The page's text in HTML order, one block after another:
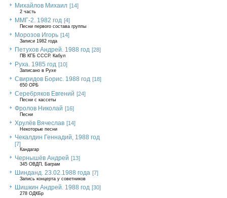
Михайлов Михаил [14]
2 часть
ММГ-2. 1982 год [4]
Песни первого состава группы
Морозов Игорь [14]
Записи 1982 года
Петухов Андрей. 1988 год [28]
ПВ КГБ СССР. Кабул
Руха. 1985 год [10]
Записано в Рухе
Свиридов Борис. 1988 год [18]
650 ОРБ
Серебряков Евгений [24]
Песни с кассеты
Фролов Николай [16]
Песни
Хрулёв Вячеслав [14]
Некоторые песни
Чекалдин Геннадий, 1988 год
[7]
Кандагар
Чернышёв Андрей [13]
345 ОВДП, Баграм
Шинданд. 23.02.1988 года [7]
Запись концерта у советников
Шишкин Андрей. 1988 год [30]
278 ОДКБр